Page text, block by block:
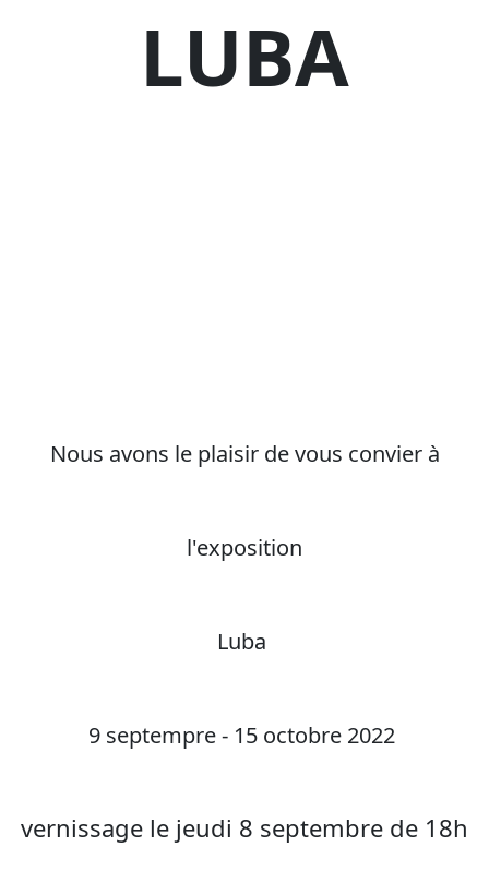
LUBA
Nous avons le plaisir de vous convier à
l'exposition
Luba
9 septempre - 15 octobre 2022
vernissage le jeudi 8 septembre de 18h